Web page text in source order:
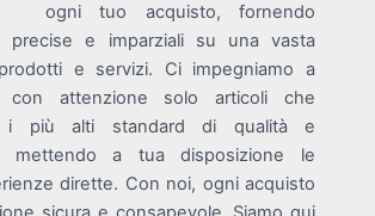
ogni tuo acquisto, fornendo
precise e imparziali su una vasta
e servizi. Ci impegniamo a
con attenzione solo articoli che
i più alti standard di qualità e
mettendo a tua disposizione le
dirette. Con noi, ogni acquisto